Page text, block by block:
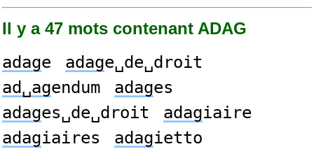
Il y a 47 mots contenant ADAG
adage adage␣de␣droit
ad␣agendum adages
adages␣de␣droit adagiaire
adagiaires adagietto